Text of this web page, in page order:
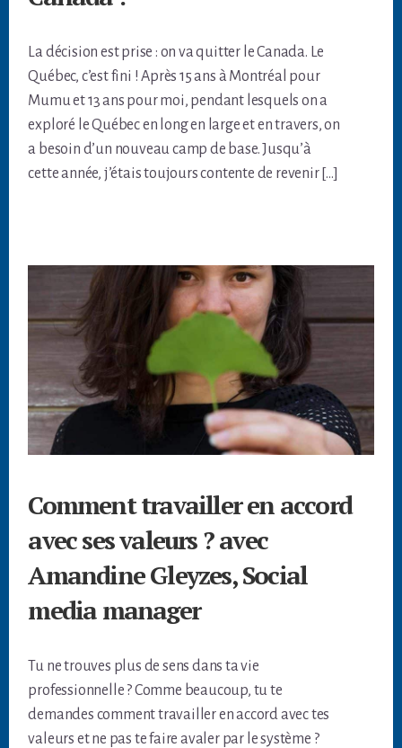
La décision est prise : on va quitter le Canada. Le
Québec, c’est fini ! Après 15 ans à Montréal pour
Mumu et 13 ans pour moi, pendant lesquels on a
exploré le Québec en long en large et en travers, on
a besoin d’un nouveau camp de base. Jusqu’à
cette année, j’étais toujours contente de revenir […]
Comment travailler en accord
avec ses valeurs ? avec
Amandine Gleyzes, Social
media manager
Tu ne trouves plus de sens dans ta vie
professionnelle ? Comme beaucoup, tu te
demandes comment travailler en accord avec tes
valeurs et ne pas te faire avaler par le système ?